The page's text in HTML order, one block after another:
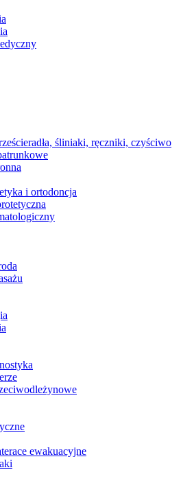
śliniaki, ręczniki, czyściwo
i ortodoncja
ewakuacyjne